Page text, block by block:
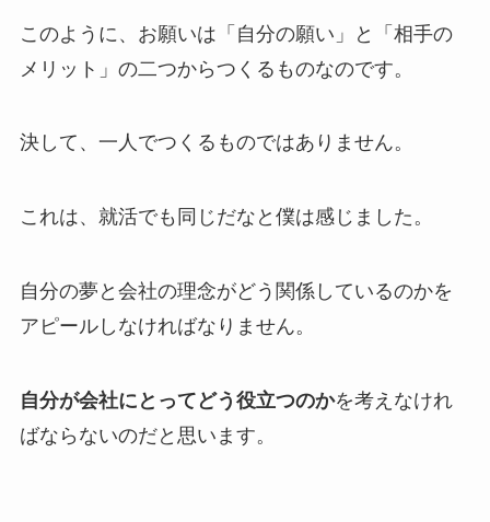
このように、お願いは「 自分の願い 」と「 相手の
メリット 」の二つからつくるものなのです。
決して、一人でつくるものではありません。
これは、就活でも同じだなと僕は感じました。
自分の夢と会社の理念がどう関係しているのかを
アピールしなければなりません。
自分が会社にとってどう役立つのかを考えなけれ
ばならないのだと思います。